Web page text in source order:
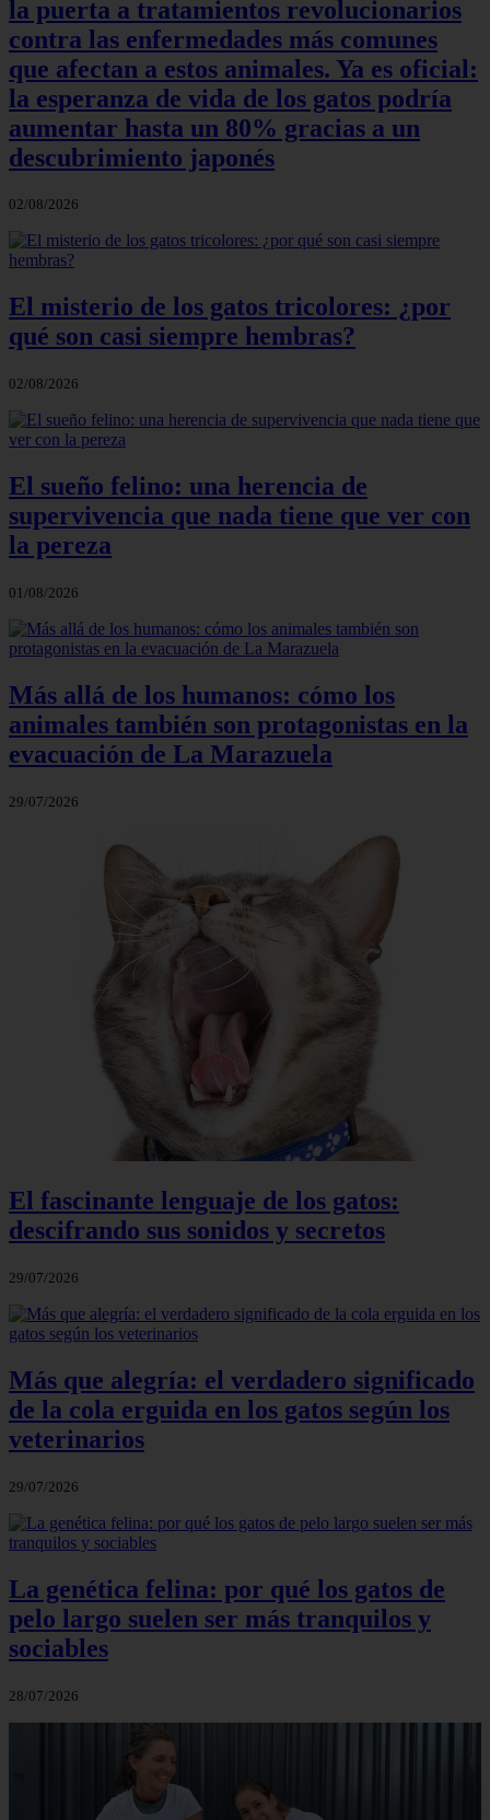
la puerta a tratamientos revolucionarios
contra las enfermedades más comunes
que afectan a estos animales. Ya es oficial:
la esperanza de vida de los gatos podría
aumentar hasta un 80% gracias a un
descubrimiento japonés
02/08/2026
El misterio de los gatos tricolores: ¿por
qué son casi siempre hembras?
02/08/2026
El sueño felino: una herencia de
supervivencia que nada tiene que ver con
la pereza
01/08/2026
Más allá de los humanos: cómo los
animales también son protagonistas en la
evacuación de La Marazuela
29/07/2026
El fascinante lenguaje de los gatos:
descifrando sus sonidos y secretos
29/07/2026
Más que alegría: el verdadero significado
de la cola erguida en los gatos según los
veterinarios
29/07/2026
La genética felina: por qué los gatos de
pelo largo suelen ser más tranquilos y
sociables
28/07/2026